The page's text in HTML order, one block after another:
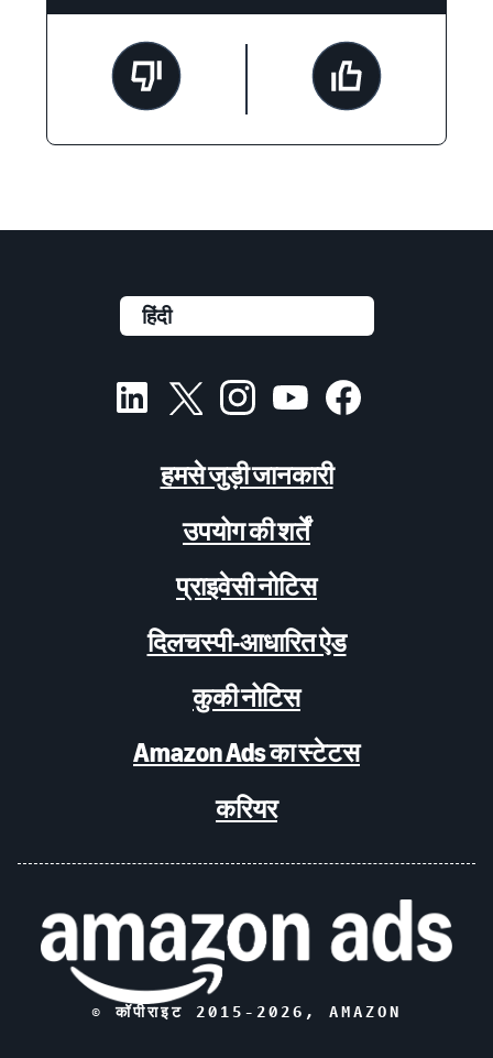
हमसे जुड़ी जानकारी
उपयोग की शर्तें
प्राइवेसी नोटिस
दिलचस्पी-आधारित ऐड
कुकी नोटिस
Amazon Ads का स्टेटस
करियर
© कॉपीराइट 2015- 2026 , AMAZON